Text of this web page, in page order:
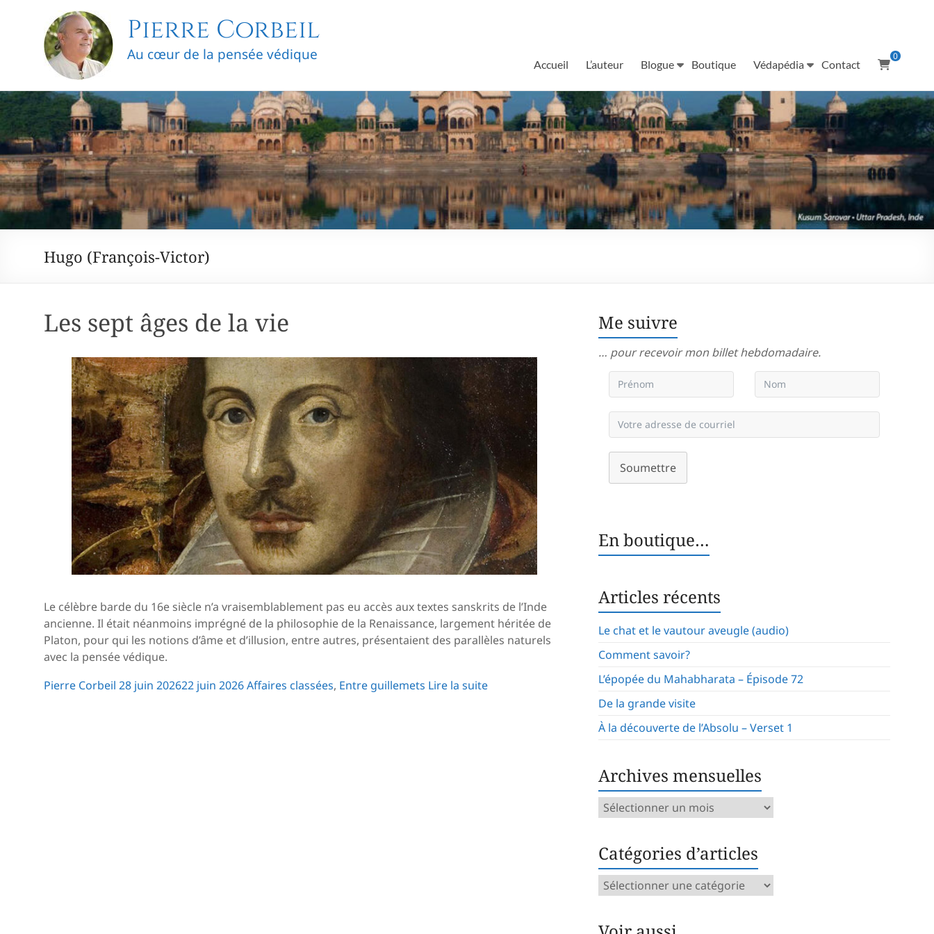
Pierre Corbeil
Au cœur de la pensée védique 0
Accueil L’auteur Blogue Boutique Védapédia Contact
Hugo (François-Victor)
Les sept âges de la vie
Le célèbre barde du 16e siècle n’a vraisemblablement pas eu accès aux textes sanskrits de l’Inde
ancienne. Il était néanmoins imprégné de la philosophie de la Renaissance, largement héritée de
Platon, pour qui les notions d’âme et d’illusion, entre autres, présentaient des parallèles naturels
avec la pensée védique.
Pierre Corbeil 28 juin 202622 juin 2026Affaires classées, Entre guillemets Lire la suite
Me suivre
… pour recevoir mon billet hebdomadaire.
Soumettre
En boutique…
Articles récents
Le chat et le vautour aveugle (audio)
Comment savoir?
L’épopée du Mahabharata – Épisode 72
De la grande visite
À la découverte de l’Absolu – Verset 1
Archives mensuelles
Archives
Catégories d’articles
Catégories